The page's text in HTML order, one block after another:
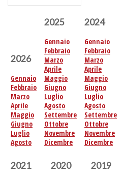
2026
Gennaio
Febbraio
Marzo
Aprile
Maggio
Giugno
Luglio
Agosto
2025
Gennaio
Febbraio
Marzo
Aprile
Maggio
Giugno
Luglio
Agosto
Settembre
Ottobre
Novembre
Dicembre
2024
Gennaio
Febbraio
Marzo
Aprile
Maggio
Giugno
Luglio
Agosto
Settembre
Ottobre
Novembre
Dicembre
2021 2020 2019